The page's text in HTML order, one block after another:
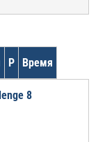
Р Время
8